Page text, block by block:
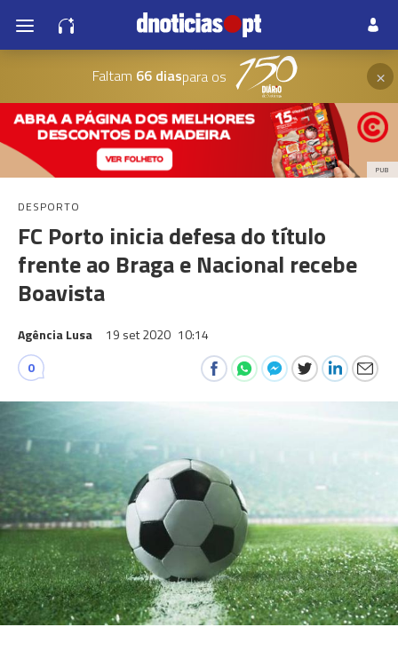
Faltam 66 diaspara os ×
PUB
DESPORTO
FC Porto inicia defesa do título
frente ao Braga e Nacional recebe
Boavista
Agência Lusa 19 set 2020 10:14
0